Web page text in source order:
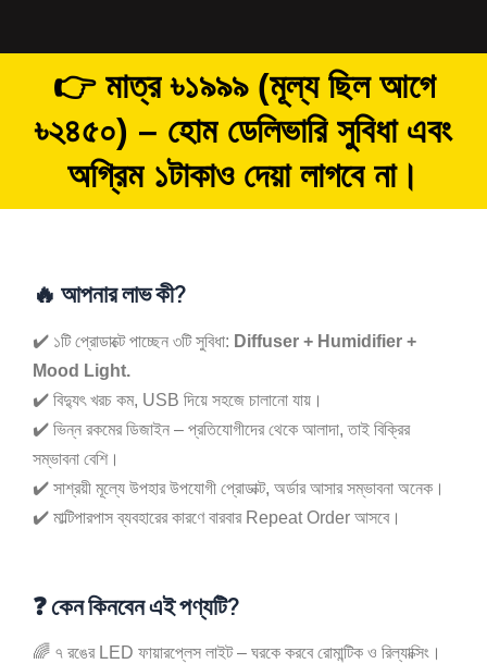
👉 মাত্র ৳১৯৯৯ (মূল্য ছিল আগে
৳২৪৫০) – হোম ডেলিভারি সুবিধা এবং
অগ্রিম ১টাকাও দেয়া লাগবে না।
🔥 আপনার লাভ কী?
✔️ ১টি প্রোডাক্টে পাচ্ছেন ৩টি সুবিধা: Diffuser + Humidifier +
Mood Light.
✔️ বিদ্যুৎ খরচ কম, USB দিয়ে সহজে চালানো যায়।
✔️ ভিন্ন রকমের ডিজাইন – প্রতিযোগীদের থেকে আলাদা, তাই বিক্রির
সম্ভাবনা বেশি।
✔️ সাশ্রয়ী মূল্যে উপহার উপযোগী প্রোডাক্ট, অর্ডার আসার সম্ভাবনা অনেক।
✔️ মাল্টিপারপাস ব্যবহারের কারণে বারবার Repeat Order আসবে।
❓কেন কিনবেন এই পণ্যটি?
🌈 ৭ রঙের LED ফায়ারপ্লেস লাইট – ঘরকে করবে রোমান্টিক ও রিল্যাক্সিং।